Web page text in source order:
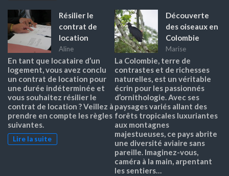
Résilier le
contrat de
location
Aline
En tant que locataire d’un
logement, vous avez conclu
un contrat de location pour
une durée indéterminée et
vous souhaitez résilier le
contrat de location ? Veillez à
prendre en compte les règles
suivantes.
Lire la suite
Découverte
des oiseaux en
Colombie
Marise
La Colombie, terre de
contrastes et de richesses
naturelles, est un véritable
écrin pour les passionnés
d’ornithologie. Avec ses
paysages variés allant des
forêts tropicales luxuriantes
aux montagnes
majestueuses, ce pays abrite
une diversité aviaire sans
pareille. Imaginez-vous,
caméra à la main, arpentant
les sentiers…